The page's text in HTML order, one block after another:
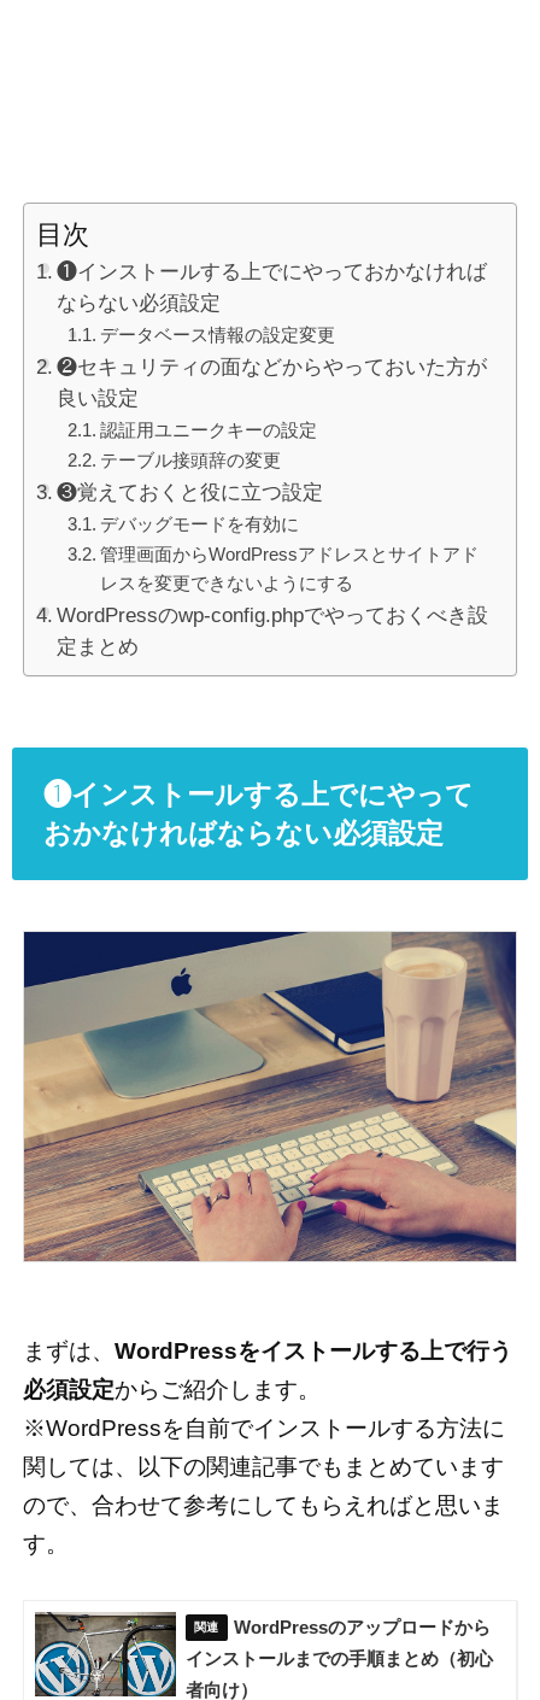
目次
❶インストールする上でにやっておかなければ
ならない必須設定
データベース情報の設定変更
❷セキュリティの面などからやっておいた方が
良い設定
認証用ユニークキーの設定
テーブル接頭辞の変更
❸覚えておくと役に立つ設定
デバッグモードを有効に
管理画面からWordPressアドレスとサイトアド
レスを変更できないようにする
WordPressのwp-config.phpでやっておくべき設
定まとめ
❶インストールする上でにやって
おかなければならない必須設定
まずは、 WordPressをイストールする上で行う
必須設定からご紹介します。
※WordPressを自前でインストールする方法に
関しては、以下の関連記事でもまとめています
ので、合わせて参考にしてもらえればと思いま
す。
WordPressのアップロードから
インストールまでの手順まとめ（初心
者向け）